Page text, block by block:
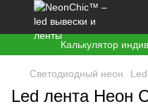
Калькулятор
Светодиодный неон
Led лента Неон